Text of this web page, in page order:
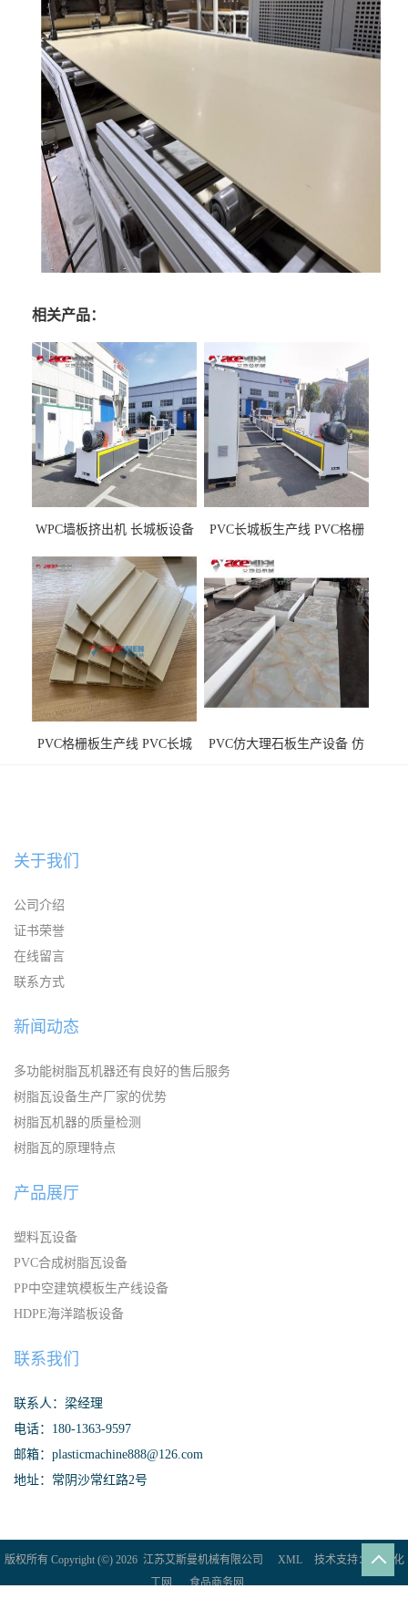
相关产品：
WPC墙板挤出机 长城板设备
PVC长城板生产线 PVC格栅
PVC格栅板生产线 PVC长城
PVC仿大理石板生产设备 仿
关于我们
公司介绍
证书荣誉
在线留言
联系方式
新闻动态
多功能树脂瓦机器还有良好的售后服务
树脂瓦设备生产厂家的优势
树脂瓦机器的质量检测
树脂瓦的原理特点
产品展厅
塑料瓦设备
PVC合成树脂瓦设备
PP中空建筑模板生产线设备
HDPE海洋踏板设备
联系我们
联系人：梁经理
电话：180-1363-9597
邮箱：plasticmachine888@126.com
地址：常阴沙常红路2号
版权所有 Copyright (©) 2026 江苏艾斯曼机械有限公司 XML 技术支持： 盖德化
工网
食品商务网